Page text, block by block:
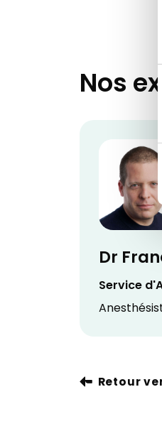
du
Nos
Dr
Service
Retour